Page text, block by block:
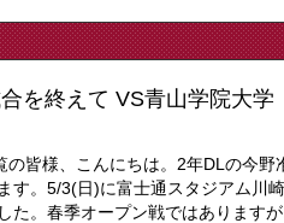
を終えて VS青山学院大
の皆様、こんにちは。2年DLの今
す。5/3(日)に富士通スタジアム川
た。春季オープン戦ではあります